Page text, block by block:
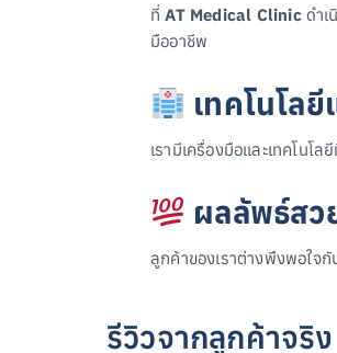
ที่AT Medical Clinicดำเ
มืออาชีพ
เทคโนโล
เรามีเครื่องมือและเทคโนโ
ผลลัพธ์สว
ลูกค้าของเราต่างพึงพอใจ
รีวิวจากลูกค้าจริง